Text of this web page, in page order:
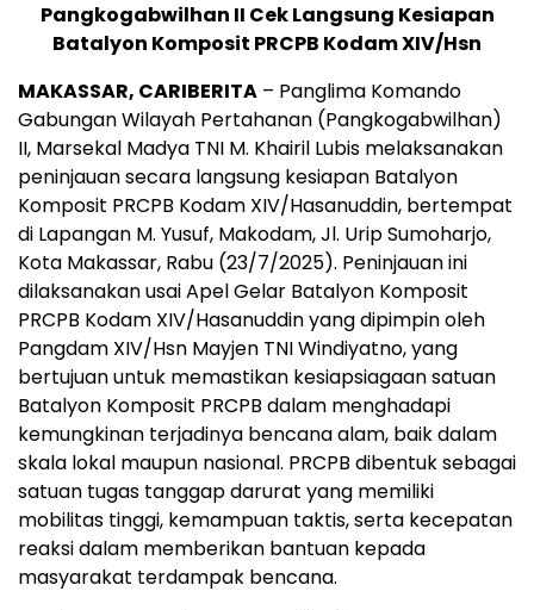
Pangkogabwilhan II Cek Langsung Kesiapan
Batalyon Komposit PRCPB Kodam XIV/Hsn
MAKASSAR, CARIBERITA – Panglima Komando
Gabungan Wilayah Pertahanan (Pangkogabwilhan)
II, Marsekal Madya TNI M. Khairil Lubis melaksanakan
peninjauan secara langsung kesiapan Batalyon
Komposit PRCPB Kodam XIV/Hasanuddin, bertempat
di Lapangan M. Yusuf, Makodam, Jl. Urip Sumoharjo,
Kota Makassar, Rabu (23/7/2025). Peninjauan ini
dilaksanakan usai Apel Gelar Batalyon Komposit
PRCPB Kodam XIV/Hasanuddin yang dipimpin oleh
Pangdam XIV/Hsn Mayjen TNI Windiyatno, yang
bertujuan untuk memastikan kesiapsiagaan satuan
Batalyon Komposit PRCPB dalam menghadapi
kemungkinan terjadinya bencana alam, baik dalam
skala lokal maupun nasional. PRCPB dibentuk sebagai
satuan tugas tanggap darurat yang memiliki
mobilitas tinggi, kemampuan taktis, serta kecepatan
reaksi dalam memberikan bantuan kepada
masyarakat terdampak bencana.